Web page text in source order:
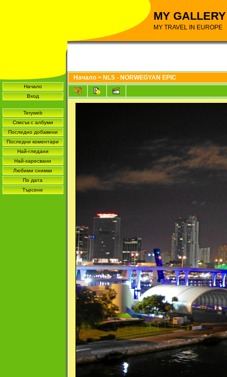
MY GALLERY
MY TRAVEL IN EUROPE
Начало
Вход
Teryweb
Списък с албуми
Последно добавени
Последни коментари
Най-гледани
Най-харесвани
Любими снимки
По дата
Търсене
Начало > NLS - NORWEGYAN EPIC